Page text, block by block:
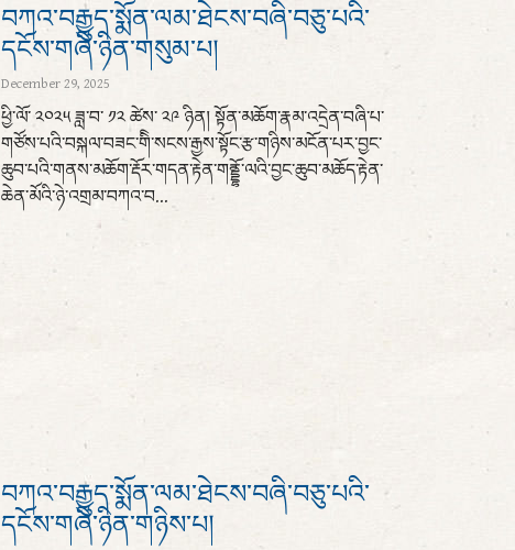
བཀའ་བརྒྱུད་སྨོན་ལམ་ཐེངས་བཞི་བཅུ་པའི་
དངོས་གཞི་ཉིན་གསུམ་པ།
December 29, 2025
ཕྱི་ལོ་ ༢༠༢༥ ཟླ་བ་ ༡༢ ཚེས་ ༢༩ ཉིན། སྟོན་མཆོག་རྣམ་འདྲེན་བཞི་པ་
གཙོས་པའི་བསྐལ་བཟང་གིི་སངས་རྒྱས་སྟོང་རྩ་གཉིས་མངོན་པར་བྱང་
ཆུབ་པའི་གནས་མཆོག་རྡོར་གདན་རྟེན་གནྡྷོ་ལའི་བྱང་ཆུབ་མཆོད་རྟེན་
ཆེན་མོའི་ཉེ་འགྲམ་བཀའ་བ...
བཀའ་བརྒྱུད་སྨོན་ལམ་ཐེངས་བཞི་བཅུ་པའི་
དངོས་གཞི་ཉིན་གཉིས་པ།